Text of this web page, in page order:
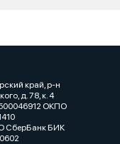
край, р-н
д. 78, к. 4
ОКПО
СберБанк БИК